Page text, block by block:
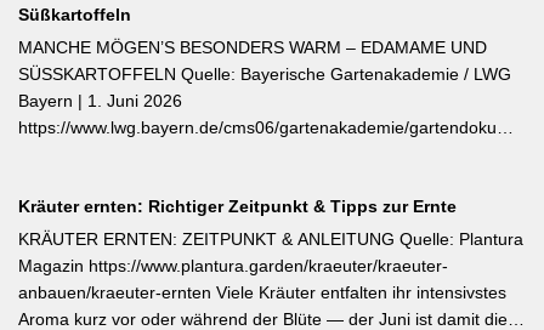
Überwinterung vorbereiten können. Der entscheidende Tipp für
öfterblühende Sorten: Verwelkte Blüten mit 2–3 Blattstielpaaren
darunter sofort abschneiden – das regt neue Knospen an und
verlängert die Blütezeit erheblich. [Thema-Tag: #Rosenpflege
#Pflanzenpflege #Gehölze]
Süßkartoffeln
MANCHE MÖGEN’S BESONDERS WARM – EDAMAME UND
SÜSSKARTOFFELN Quelle: Bayerische Gartenakademie / LWG
Bayern | 1. Juni 2026
https://www.lwg.bayern.de/cms06/gartenakademie/
ins Freiland. Edamame (Garten-Soja) kann direkt gesät oder
vorgezogen werden; Staffelsaaten sind bis Anfang Juli möglich,
die Ernte beginnt ab August. Süßkartoffeln sind ausschließlich als
Jungpflanzen erhältlich und benötigen Wärme, Sonne und einen
tiefen, durchlässigen Boden. Frisch geerntete Knollen müssen
Kräuter ernten: Richtiger Zeitpunkt & Tipps zur Ernte
KRÄUTER ERNTEN: ZEITPUNKT & ANLEITUNG Quelle: Plantura
Magazin https://www.plantura.garden/kraeuter/kraeuter-
anbauen/kraeuter-ernten Viele Kräuter entfalten ihr intensivstes
Aroma kurz vor oder während der Blüte — der Juni ist damit die